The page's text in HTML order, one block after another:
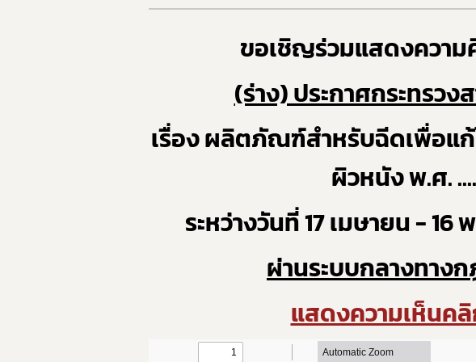
ขอเชิญร่วมแสดงควา
(ร่าง) ประกาศกระทรว
เรื่อง ผลิตภัณฑ์สำหรับฉีดเพื่อแ
ผิวหนัง พ.ศ. ....
ระหว่างวันที่ 17 เมษายน -
ผ่านระบบกลางทาง
แสดงความเห็นค
ข่าวประชาสัมพันธ์